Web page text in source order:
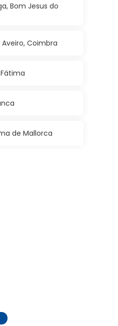
Bom Jesus do
Aveiro, Coimbra
de Mallorca